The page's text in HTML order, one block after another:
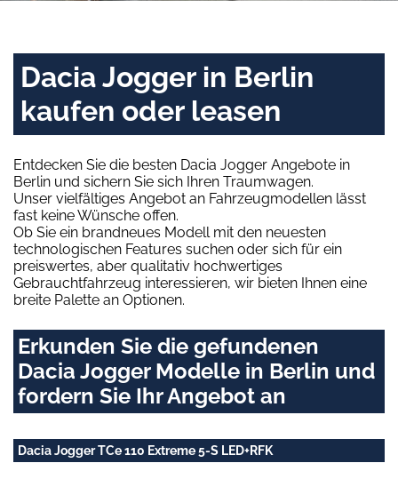
Dacia Jogger in Berlin
kaufen oder leasen
Entdecken Sie die besten Dacia Jogger Angebote in
Berlin und sichern Sie sich Ihren Traumwagen.
Unser vielfältiges Angebot an Fahrzeugmodellen lässt
fast keine Wünsche offen.
Ob Sie ein brandneues Modell mit den neuesten
technologischen Features suchen oder sich für ein
preiswertes, aber qualitativ hochwertiges
Gebrauchtfahrzeug interessieren, wir bieten Ihnen eine
breite Palette an Optionen.
Erkunden Sie die gefundenen
Dacia Jogger Modelle in Berlin und
fordern Sie Ihr Angebot an
Dacia Jogger TCe 110 Extreme 5-S LED+RFK